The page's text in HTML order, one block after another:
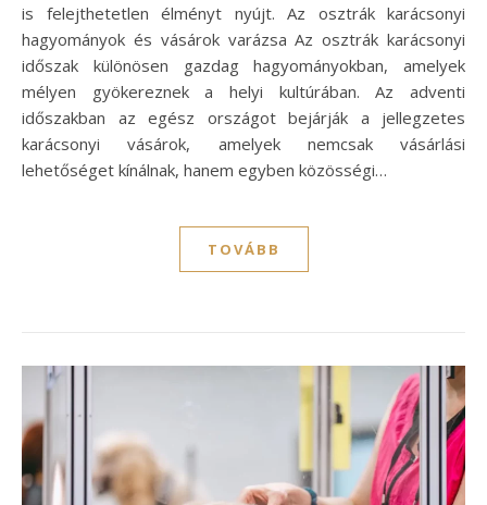
is felejthetetlen élményt nyújt. Az osztrák karácsonyi
hagyományok és vásárok varázsa Az osztrák karácsonyi
időszak különösen gazdag hagyományokban, amelyek
mélyen gyökereznek a helyi kultúrában. Az adventi
időszakban az egész országot bejárják a jellegzetes
karácsonyi vásárok, amelyek nemcsak vásárlási
lehetőséget kínálnak, hanem egyben közösségi…
TOVÁBB